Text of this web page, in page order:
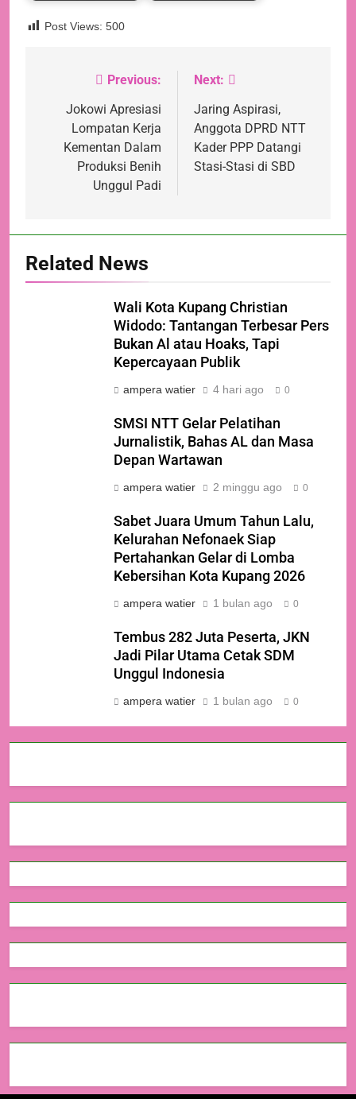
Post Views: 500
Navigasi
pos
Previous:
Jokowi Apresiasi
Lompatan Kerja
Kementan Dalam
Produksi Benih
Unggul Padi
Next:
Jaring Aspirasi,
Anggota DPRD NTT
Kader PPP Datangi
Stasi-Stasi di SBD
Related News
Wali Kota Kupang Christian
Widodo: Tantangan Terbesar Pers
Bukan Al atau Hoaks, Tapi
Kepercayaan Publik
ampera watier 4 hari ago 0
SMSI NTT Gelar Pelatihan
Jurnalistik, Bahas AL dan Masa
Depan Wartawan
ampera watier 2 minggu ago 0
Sabet Juara Umum Tahun Lalu,
Kelurahan Nefonaek Siap
Pertahankan Gelar di Lomba
Kebersihan Kota Kupang 2026
ampera watier 1 bulan ago 0
Tembus 282 Juta Peserta, JKN
Jadi Pilar Utama Cetak SDM
Unggul Indonesia
ampera watier 1 bulan ago 0